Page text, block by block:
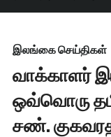
இலங்கை செய்திகள்
வாக்காளர்
ஒவ்வொரு
சண்.